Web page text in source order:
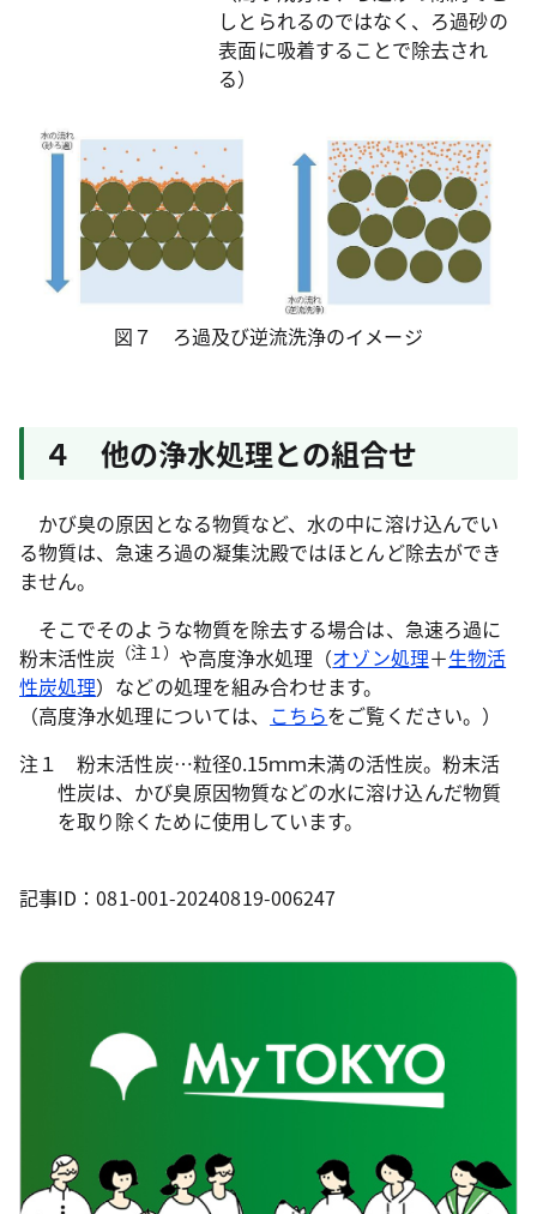
しとられるのではなく、ろ過砂の
表面に吸着することで除去され
る）
図７ ろ過及び逆流洗浄のイメージ
４ 他の浄水処理との組合せ
かび臭の原因となる物質など、水の中に溶け込んでい
る物質は、急速ろ過の凝集沈殿ではほとんど除去ができ
ません。
そこでそのような物質を除去する場合は、急速ろ過に
粉末活性炭 （注１） や高度浄水処理（オゾン処理＋生物活
性炭処理）などの処理を組み合わせます。
（高度浄水処理については、 こちらをご覧ください。）
注１ 粉末活性炭…粒径0.15ｍｍ未満の活性炭。粉末活
性炭は、かび臭原因物質などの水に溶け込んだ物質
を取り除くために使用しています。
記事ID：081-001-20240819-006247